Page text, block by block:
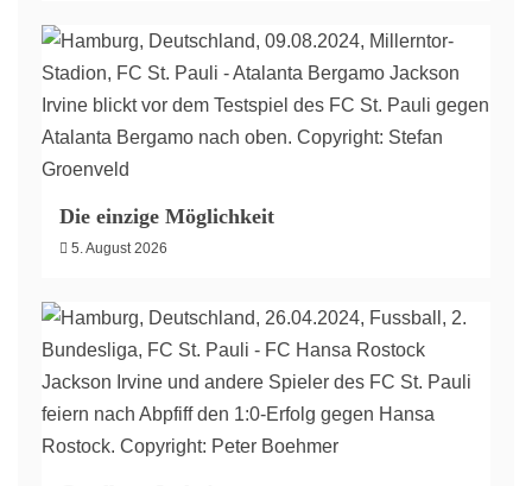
Die einzige Möglichkeit
5. August 2026